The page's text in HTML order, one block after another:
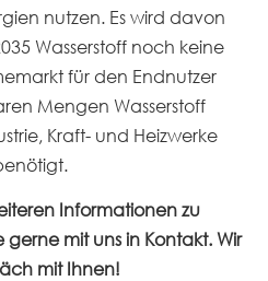
nutzen. Es wird davon
Wasserstoff noch keine
für den Endnutzer
Mengen Wasserstoff
Kraft- und Heizwerke
Informationen zu
gerne mit uns in Kontakt. Wir
mit Ihnen!